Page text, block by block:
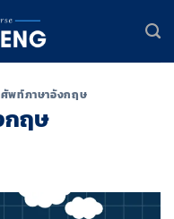
พท์ภาษาอังกฤษ
กฤษ